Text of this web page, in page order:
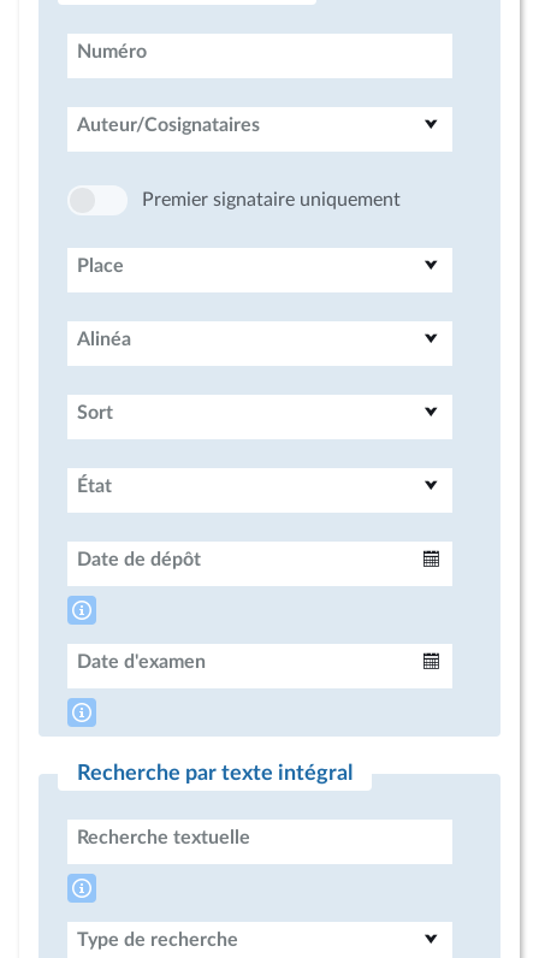
Numéro
Auteur/Cosignataires
Premier signataire uniquement
Place
Alinéa
Sort
État
Date de dépôt
Date d'examen
Recherche par texte intégral
Recherche textuelle
Type de recherche